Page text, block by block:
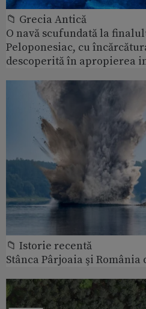
📁 Grecia Antică
O navă scufundată la
Peloponesiac, cu
descoperită în apropierea
📁 Istorie recentă
Stânca Pârjoaia şi România